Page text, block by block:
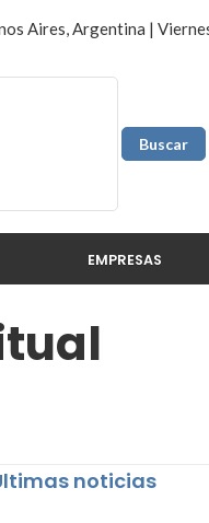
Aires, Argentina |
EMPRESAS
noticias